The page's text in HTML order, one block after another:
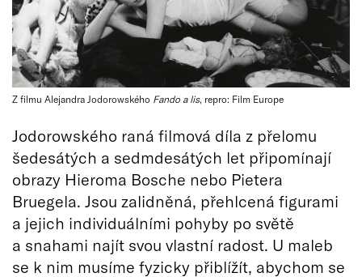
Z filmu Alejandra Jodorowského Fando a lis, repro: Film Europe
Jodorowského raná filmová díla z přelomu
šedesátých a sedmdesátých let připomínají
obrazy Hieroma Bosche nebo Pietera
Bruegela. Jsou zalidněná, přehlcená figurami
a jejich individuálními pohyby po světě
a snahami najít svou vlastní radost. U maleb
se k nim musíme fyzicky přiblížít, abychom se